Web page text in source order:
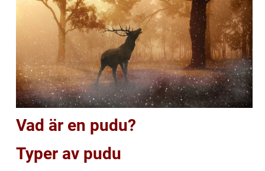
Vad är en pudu?
Typer av pudu